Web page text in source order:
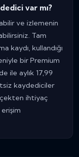
var mı?
ve izlemenin
Tam
kaydı, kullandığı
bir Premium
ile aylık 17,99
kaydediciler
ihtiyaç